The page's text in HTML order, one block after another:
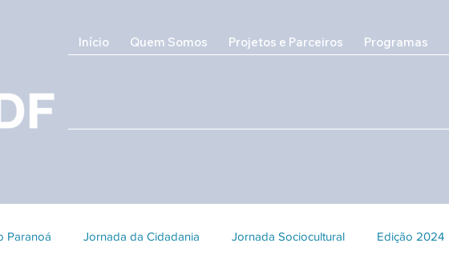
Início Quem Somos Projetos e Parceiros Programas
Paranoá Jornada da Cidadania Jornada Sociocultural Edição 2024